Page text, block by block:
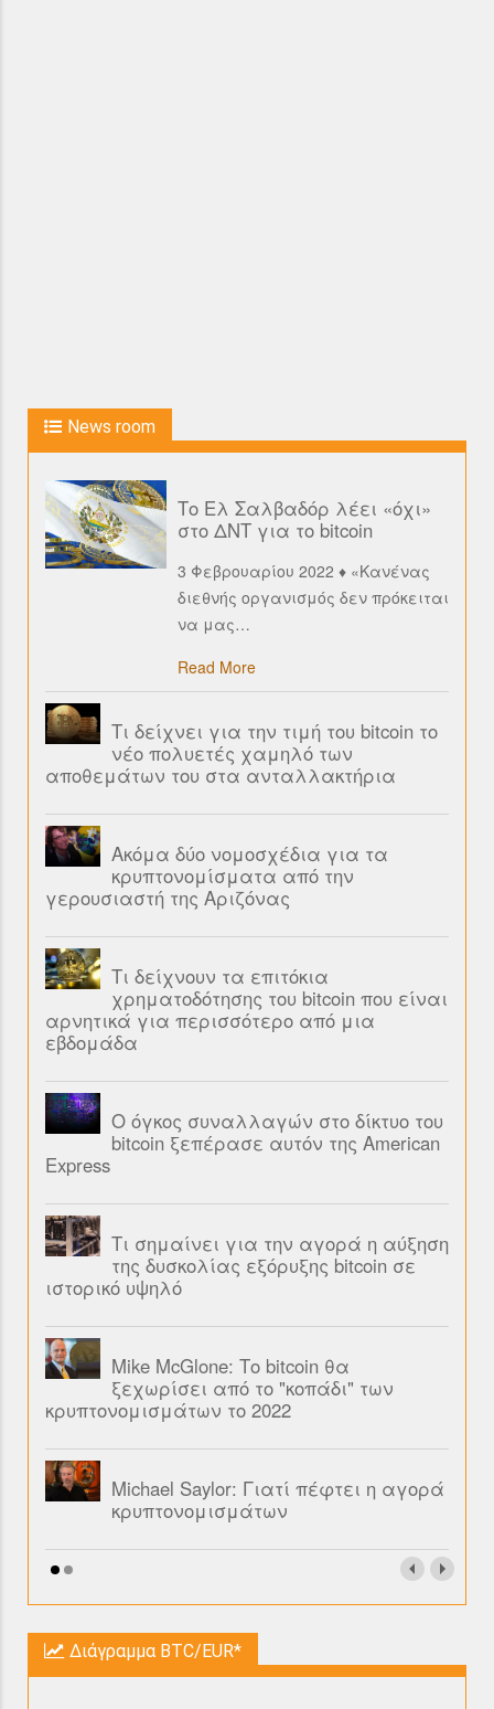
News room
Το Ελ Σαλβαδόρ λέει «όχι»
στο ΔΝΤ για το bitcoin
3 Φεβρουαρίου 2022 ♦ «Κανένας
διεθνής οργανισμός δεν πρόκειται
να μας…
Read More
Τι δείχνει για την τιμή του bitcoin το
νέο πολυετές χαμηλό των
αποθεμάτων του στα ανταλλακτήρια
Ακόμα δύο νομοσχέδια για τα
κρυπτονομίσματα από την
γερουσιαστή της Αριζόνας
Τι δείχνουν τα επιτόκια
χρηματοδότησης του bitcoin που είναι
αρνητικά για περισσότερο από μια
εβδομάδα
Ο όγκος συναλλαγών στο δίκτυο του
bitcoin ξεπέρασε αυτόν της American
Express
Τι σημαίνει για την αγορά η αύξηση
της δυσκολίας εξόρυξης bitcoin σε
ιστορικό υψηλό
Mike McGlone: Το bitcoin θα
ξεχωρίσει από το "κοπάδι" των
κρυπτονομισμάτων το 2022
Michael Saylor: Γιατί πέφτει η αγορά
κρυπτονομισμάτων
Διάγραμμα BTC/EUR*